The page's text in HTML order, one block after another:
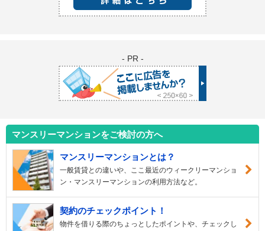
- PR -
マンスリーマンションをご検討の方へ
マンスリーマンションとは？
一般賃貸との違いや、ここ最近のウィークリーマンショ
ン・マンスリーマンションの利用方法など。
契約のチェックポイント！
物件を借りる際のちょっとしたポイントや、チェックし